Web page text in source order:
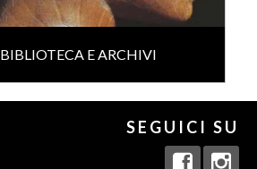
BIBLIOTECA E ARCHIVI
SEGUICI SU